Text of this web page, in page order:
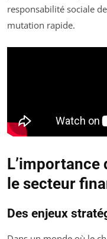
responsabilité sociale
mutation rapide.
L’importance
le secteur
Des enjeux